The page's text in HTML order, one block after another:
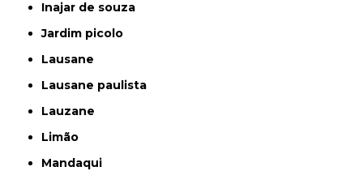
inajar de souza
jardim picolo
lausane
lausane paulista
lauzane
limão
mandaqui